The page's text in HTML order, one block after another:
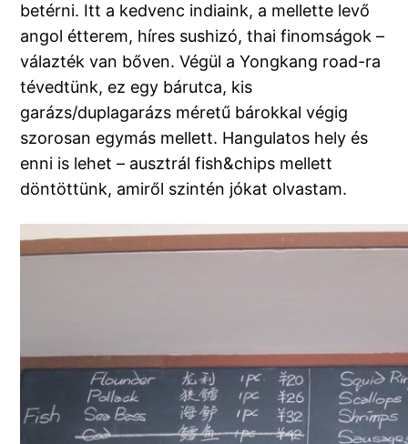
betérni. Itt a kedvenc indiaink, a mellette levő
angol étterem, híres sushizó, thai finomságok –
válazték van bőven. Végül a Yongkang road-ra
tévedtünk, ez egy bárutca, kis
garázs/duplagarázs méretű bárokkal végig
szorosan egymás mellett. Hangulatos hely és
enni is lehet – ausztrál fish&chips mellett
döntöttünk, amiről szintén jókat olvastam.